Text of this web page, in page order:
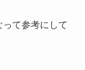
て参考にして